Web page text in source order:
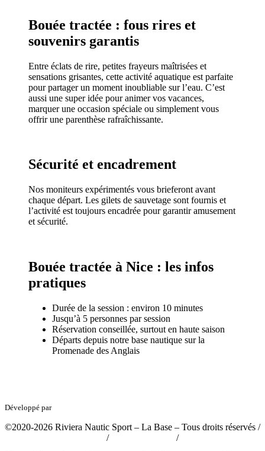
Bouée tractée : fous rires et
souvenirs garantis
Entre éclats de rire, petites frayeurs maîtrisées et
sensations grisantes, cette activité aquatique est parfaite
pour partager un moment inoubliable sur l’eau. C’est
aussi une super idée pour animer vos vacances,
marquer une occasion spéciale ou simplement vous
offrir une parenthèse rafraîchissante.
Sécurité et encadrement
Nos moniteurs expérimentés vous brieferont avant
chaque départ. Les gilets de sauvetage sont fournis et
l’activité est toujours encadrée pour garantir amusement
et sécurité.
Bouée tractée à Nice : les infos
pratiques
Durée de la session : environ 10 minutes
Jusqu’à 5 personnes par session
Réservation conseillée, surtout en haute saison
Départs depuis notre base nautique sur la
Promenade des Anglais
Développé par
©2020-2026 Riviera Nautic Sport – La Base – Tous droits réservés /
/ /